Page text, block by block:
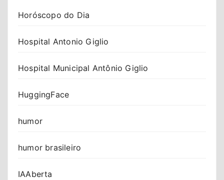
Horóscopo do Dia
Hospital Antonio Giglio
Hospital Municipal Antônio Giglio
HuggingFace
humor
humor brasileiro
IAAberta